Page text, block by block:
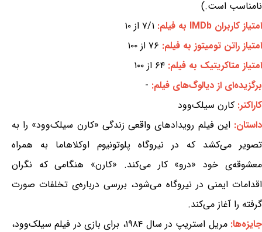
نامناسب است.)
امتیاز کاربران IMDb به فیلم:
۷/۱ از ۱۰
امتیاز راتن تومیتوز به فیلم: ۷۶ از ۱۰۰
امتیاز متاکریتیک به فیلم: ۶۴ از ۱۰۰
برگزیده‌ای از دیالوگ‌های فیلم: -
کاراکتر: کارن سیلک‌وود
داستان:این فیلم رویدادهای واقعی زندگی «کارن سیلک‌وود» را به
تصویر می‌کشد که در نیروگاه پلوتونیوم اوکلاهاما به همراه
معشوقه‌ی خود «درو» کار می‌کند. «کارن» هنگامی که نگران
اقدامات ایمنی در نیروگاه می‌شود، بررسی درباره‌ی تخلفات صورت
گرفته را آغاز می‌کند.
جایزه‌ها:
مریل استریپ در سال ۱۹۸۴، برای بازی در فیلم سیلک‌وود،